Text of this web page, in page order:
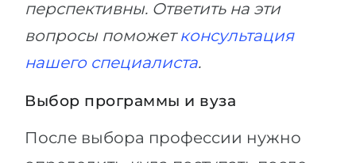
перспективны. Ответить на эти
вопросы поможетконсультация
нашего специалиста.
Выбор программы и вуза
После выбора профессии нужно